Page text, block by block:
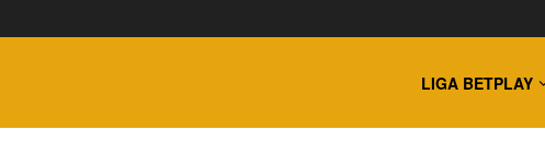
LIGA BETPLAY